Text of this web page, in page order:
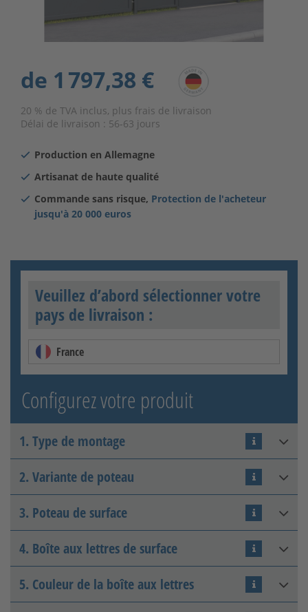
de 1 797,38 €
20 % de TVA inclus, plus frais de livraison
Délai de livraison : 56-63 jours
Production en Allemagne
Artisanat de haute qualité
Commande sans risque, Protection de l'acheteur
jusqu'à 20 000 euros
Veuillez d’abord sélectionner votre
pays de livraison :
France
Configurez votre produit
1. Type de montage
2. Variante de poteau
3. Poteau de surface
Galvanisé à chaud
4. Boîte aux lettres de surface
Galvanisé à chaud et revêtu
d'une couleur brillante
5. Couleur de la boîte aux lettres